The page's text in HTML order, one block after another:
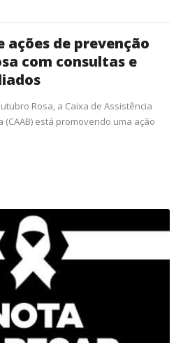
ações de prevenção
com consultas e
Rosa, a Caixa de Assistência
está promovendo uma ação